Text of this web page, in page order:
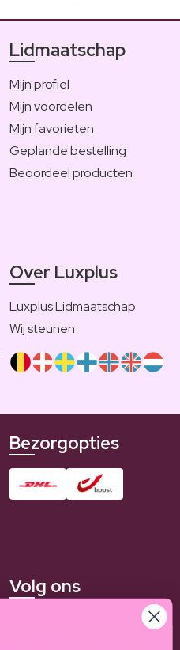
Lidmaatschap
Mijn profiel
Mijn voordelen
Mijn favorieten
Geplande bestelling
Beoordeel producten
Over Luxplus
Luxplus Lidmaatschap
Wij steunen
Bezorgopties
Volg ons